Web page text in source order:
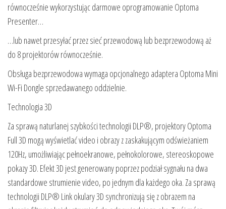
równocześnie wykorzystując darmowe oprogramowanie Optoma
Presenter…
…lub nawet przesyłać przez sieć przewodową lub bezprzewodową aż
do 8 projektorów równocześnie.
Obsługa bezprzewodowa wymaga opcjonalnego adaptera Optoma Mini
Wi-Fi Dongle sprzedawanego oddzielnie.
Technologia 3D
Za sprawą naturlanej szybkości technologii DLP®, projektory Optoma
Full 3D mogą wyświetlać video i obrazy z zaskakującym odświeżaniem
120Hz, umożliwiając pełnoekranowe, pełnokolorowe, stereoskopowe
pokazy 3D. Efekt 3D jest generowany poprzez podział sygnału na dwa
standardowe strumienie video, po jednym dla każdego oka. Za sprawą
technologii DLP® Link okulary 3D synchronizują się z obrazem na